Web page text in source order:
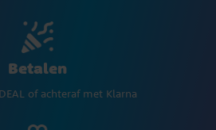
Betalen
of achteraf met Klarna